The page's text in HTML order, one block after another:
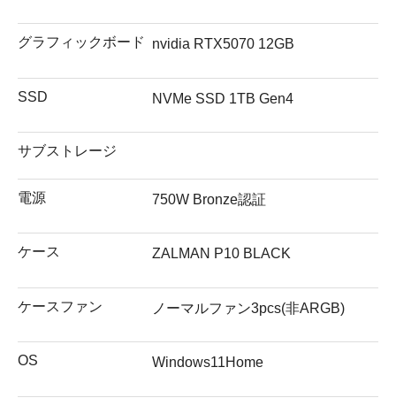
グラフィックボード nvidia RTX5070 12GB
SSD NVMe SSD 1TB Gen4
サブストレージ
電源 750W Bronze認証
ケース ZALMAN P10 BLACK
ケースファン ノーマルファン3pcs(非ARGB)
OS Windows11Home